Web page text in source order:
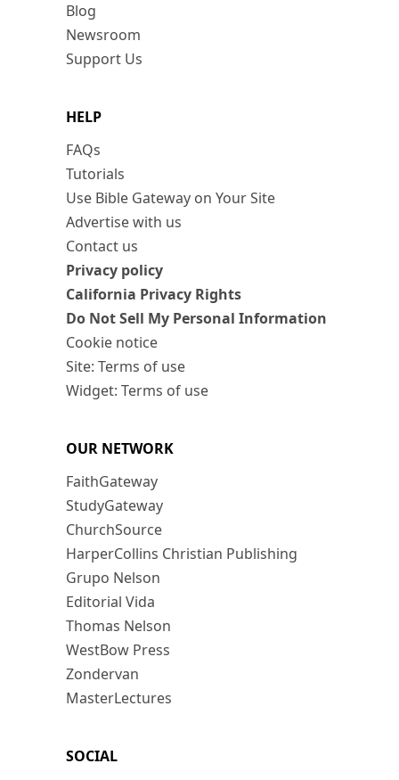
Blog
Newsroom
Support Us
HELP
FAQs
Tutorials
Use Bible Gateway on Your Site
Advertise with us
Contact us
Privacy policy
California Privacy Rights
Do Not Sell My Personal Information
Cookie notice
Site: Terms of use
Widget: Terms of use
OUR NETWORK
FaithGateway
StudyGateway
ChurchSource
HarperCollins Christian Publishing
Grupo Nelson
Editorial Vida
Thomas Nelson
WestBow Press
Zondervan
MasterLectures
SOCIAL